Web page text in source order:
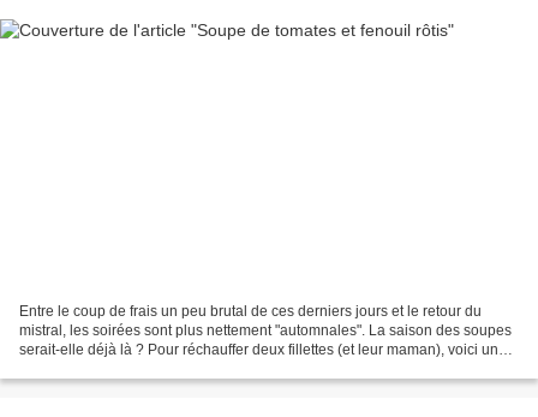
Entre le coup de frais un peu brutal de ces derniers jours et le retour du
mistral, les soirées sont plus nettement "automnales". La saison des soupes
serait-elle déjà là ? Pour réchauffer deux fillettes (et leur maman), voici une